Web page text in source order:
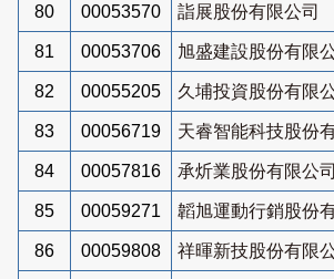
80 00053570 詣展股份有限公司
81 00053706 旭盛建設股份有限
82 00055205 久埔投資股份有限
83 00056719 天睿智能科技股份
84 00057816 承炘業股份有限公司
85 00059271 韜旭運動行銷股份
86 00059808 祥暉新技股份有限